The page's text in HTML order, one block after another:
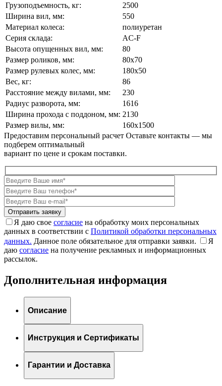
Грузоподъемность, кг:
2500
Ширина вил, мм:
550
Материал колеса:
полиуретан
Серия склада:
AC-F
Высота опущенных вил, мм:
80
Размер роликов, мм:
80x70
Размер рулевых колес, мм:
180x50
Вес, кг:
86
Расстояние между вилами, мм:
230
Радиус разворота, мм:
1616
Ширина прохода с поддоном, мм: 2130
Размер вилы, мм:
160x1500
Предоставим персональный расчет Оставьте контакты — мы
подберем оптимальный
вариант по цене и срокам поставки.
Я даю свое согласие на обработку моих персональных
данных в соответствии с Политикой обработки персональных
данных. Данное поле обязательное для отправки заявки.
Я
даю согласие на получение рекламных и информационных
рассылок.
Дополнительная информация
Описание
Инструкция и Сертификаты
Гарантии и Доставка